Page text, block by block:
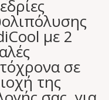
με 2
σε
της